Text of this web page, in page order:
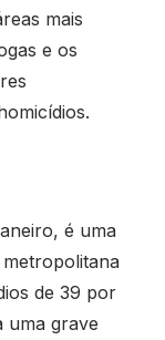
mais
e os
é uma
metropolitana
de 39 por
uma grave